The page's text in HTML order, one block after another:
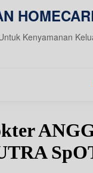
Kenyamanan